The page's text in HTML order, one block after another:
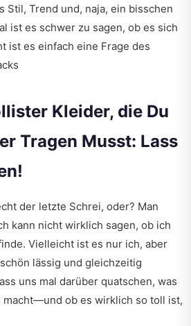
Stil, Trend und, naja, ein bisschen
ist es schwer zu sagen, ob es sich
ist es einfach eine Frage des
Kleider, die Du
Tragen Musst: Lass
der letzte Schrei, oder? Man
kann nicht wirklich sagen, ob ich
Vielleicht ist es nur ich, aber
lässig und gleichzeitig
uns mal darüber quatschen, was
macht—und ob es wirklich so toll ist,